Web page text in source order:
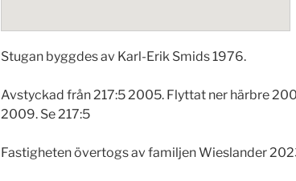
Stugan byggdes av Karl-Erik Smids 1976.
Avstyckad från 217:5 2005. Flyttat ner härbre
2009. Se 217:5
Fastigheten övertogs av familjen Wieslander